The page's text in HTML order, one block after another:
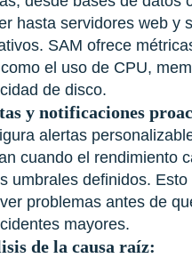
hasta servidores web y
SAM ofrece
el uso de CPU,
de disco.
y notificaciones
alertas
cuando el rendimiento
umbrales definidos. Esto
problemas antes de
mayores.
de la causa raíz: